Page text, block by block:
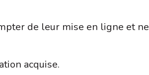
de leur mise en ligne et ne
acquise.